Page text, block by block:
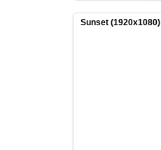
Sunset (1920x1080)